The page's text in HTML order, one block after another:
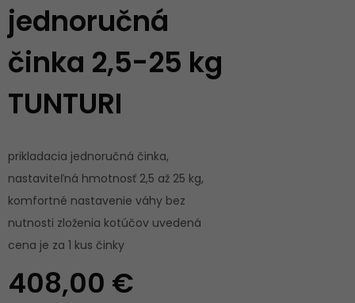
jednoručná
činka 2,5-25 kg
TUNTURI
prikladacia jednoručná činka,
nastaviteľná hmotnosť 2,5 až 25 kg,
komfortné nastavenie váhy bez
nutnosti zloženia kotúčov uvedená
cena je za 1 kus činky
408,00 €